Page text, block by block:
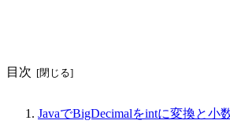
目次
JavaでBigDecimalをintに変換と小